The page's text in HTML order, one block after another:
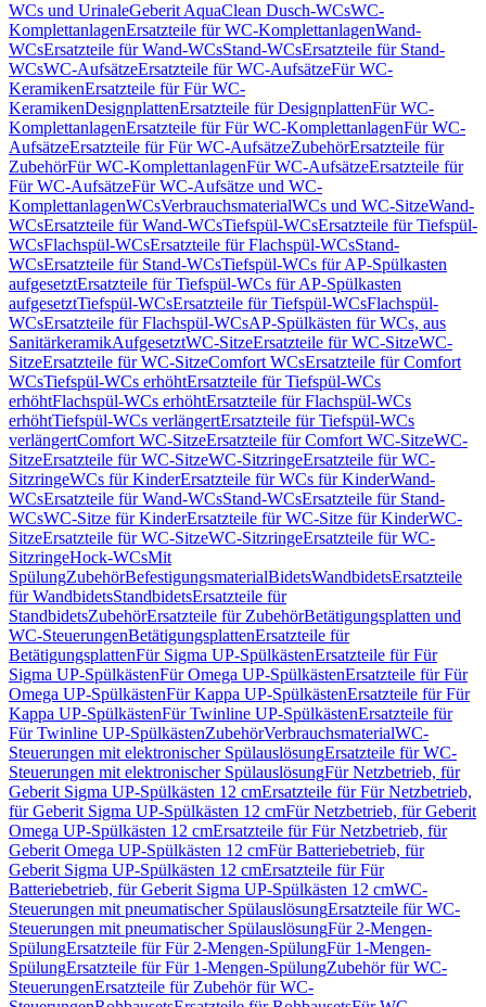
WCs und UrinaleGeberit AquaClean Dusch-WCsWC-
KomplettanlagenErsatzteile für WC-KomplettanlagenWand-
WCsErsatzteile für Wand-WCsStand-WCsErsatzteile für Stand-
WCsWC-AufsätzeErsatzteile für WC-AufsätzeFür WC-
KeramikenErsatzteile für Für WC-
KeramikenDesignplattenErsatzteile für DesignplattenFür WC-
KomplettanlagenErsatzteile für Für WC-KomplettanlagenFür WC-
AufsätzeErsatzteile für Für WC-AufsätzeZubehörErsatzteile für
ZubehörFür WC-KomplettanlagenFür WC-AufsätzeErsatzteile für
Für WC-AufsätzeFür WC-Aufsätze und WC-
KomplettanlagenWCsVerbrauchsmaterialWCs und WC-SitzeWand-
WCsErsatzteile für Wand-WCsTiefspül-WCsErsatzteile für Tiefspül-
WCsFlachspül-WCsErsatzteile für Flachspül-WCsStand-
WCsErsatzteile für Stand-WCsTiefspül-WCs für AP-Spülkasten
aufgesetztErsatzteile für Tiefspül-WCs für AP-Spülkasten
aufgesetztTiefspül-WCsErsatzteile für Tiefspül-WCsFlachspül-
WCsErsatzteile für Flachspül-WCsAP-Spülkästen für WCs, aus
SanitärkeramikAufgesetztWC-SitzeErsatzteile für WC-SitzeWC-
SitzeErsatzteile für WC-SitzeComfort WCsErsatzteile für Comfort
WCsTiefspül-WCs erhöhtErsatzteile für Tiefspül-WCs
erhöhtFlachspül-WCs erhöhtErsatzteile für Flachspül-WCs
erhöhtTiefspül-WCs verlängertErsatzteile für Tiefspül-WCs
verlängertComfort WC-SitzeErsatzteile für Comfort WC-SitzeWC-
SitzeErsatzteile für WC-SitzeWC-SitzringeErsatzteile für WC-
SitzringeWCs für KinderErsatzteile für WCs für KinderWand-
WCsErsatzteile für Wand-WCsStand-WCsErsatzteile für Stand-
WCsWC-Sitze für KinderErsatzteile für WC-Sitze für KinderWC-
SitzeErsatzteile für WC-SitzeWC-SitzringeErsatzteile für WC-
SitzringeHock-WCsMit
SpülungZubehörBefestigungsmaterialBidetsWandbidetsErsatzteile
für WandbidetsStandbidetsErsatzteile für
StandbidetsZubehörErsatzteile für ZubehörBetätigungsplatten und
WC-SteuerungenBetätigungsplattenErsatzteile für
BetätigungsplattenFür Sigma UP-SpülkästenErsatzteile für Für
Sigma UP-SpülkästenFür Omega UP-SpülkästenErsatzteile für Für
Omega UP-SpülkästenFür Kappa UP-SpülkästenErsatzteile für Für
Kappa UP-SpülkästenFür Twinline UP-SpülkästenErsatzteile für
Für Twinline UP-SpülkästenZubehörVerbrauchsmaterialWC-
Steuerungen mit elektronischer SpülauslösungErsatzteile für WC-
Steuerungen mit elektronischer SpülauslösungFür Netzbetrieb, für
Geberit Sigma UP-Spülkästen 12 cmErsatzteile für Für Netzbetrieb,
für Geberit Sigma UP-Spülkästen 12 cmFür Netzbetrieb, für Geberit
Omega UP-Spülkästen 12 cmErsatzteile für Für Netzbetrieb, für
Geberit Omega UP-Spülkästen 12 cmFür Batteriebetrieb, für
Geberit Sigma UP-Spülkästen 12 cmErsatzteile für Für
Batteriebetrieb, für Geberit Sigma UP-Spülkästen 12 cmWC-
Steuerungen mit pneumatischer SpülauslösungErsatzteile für WC-
Steuerungen mit pneumatischer SpülauslösungFür 2-Mengen-
SpülungErsatzteile für Für 2-Mengen-SpülungFür 1-Mengen-
SpülungErsatzteile für Für 1-Mengen-SpülungZubehör für WC-
SteuerungenErsatzteile für Zubehör für WC-